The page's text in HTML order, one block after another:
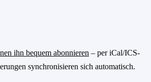
ihn bequem abonnieren – per iCal/ICS-
synchronisieren sich automatisch.